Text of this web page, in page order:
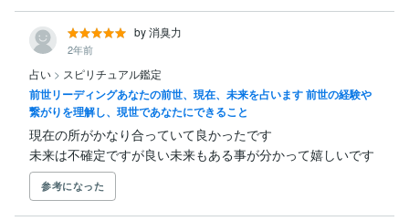
by 消臭力
2年前
占い > スピリチュアル鑑定
前世リーディングあなたの前世、現在、未来を占います 前世の経験や
繋がりを理解し、現世であなたにできること
現在の所がかなり合っていて良かったです
未来は不確定ですが良い未来もある事が分かって嬉しいです
参考になった